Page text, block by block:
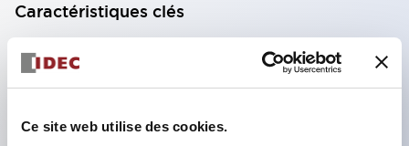
Ce site web utilise des cookies.
Caractéristiques clés
Bloc de contact à 2 étages avec 2 contacts,
permettant une configuration à 4 contacts